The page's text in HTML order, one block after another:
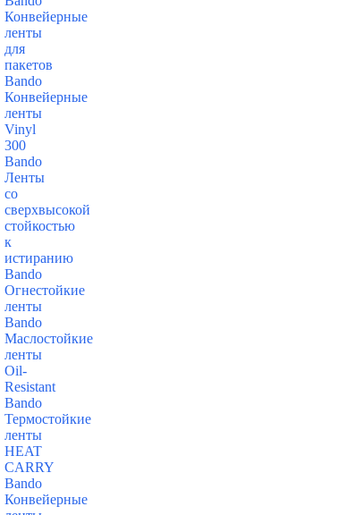
Конвейерные
ленты
для
пакетов
Bando
Конвейерные
ленты
Vinyl
300
Bando
Ленты
со
сверхвысокой
стойкостью
к
истиранию
Bando
Огнестойкие
ленты
Bando
Маслостойкие
ленты
Oil-
Resistant
Bando
Термостойкие
ленты
HEAT
CARRY
Bando
Конвейерные